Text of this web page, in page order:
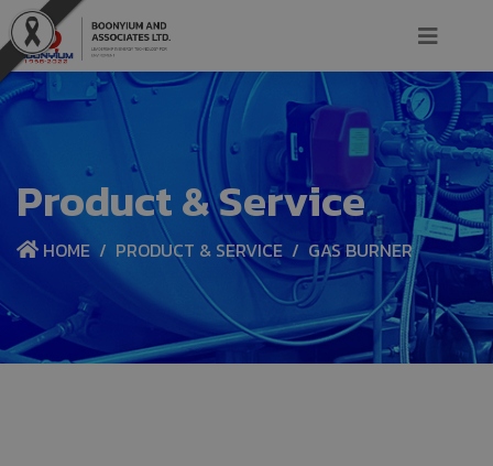
Product & Service
HOME PRODUCT & SERVICE GAS BURNER